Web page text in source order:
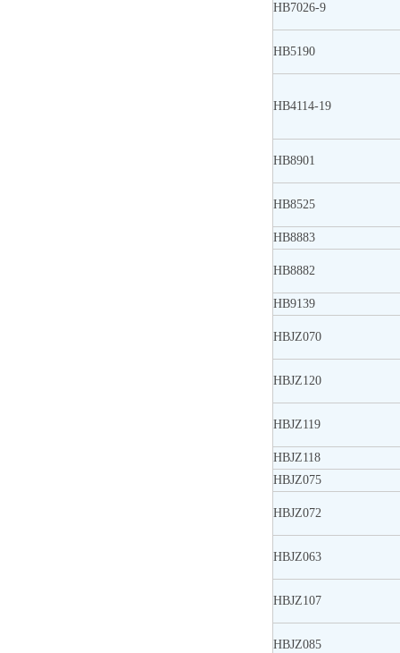
HB7026-9
HB5190
HB4114-19
HB8901
HB8525
HB8883
HB8882
HB9139
HBJZ070
HBJZ120
HBJZ119
HBJZ118
HBJZ075
HBJZ072
HBJZ063
HBJZ107
HBJZ085